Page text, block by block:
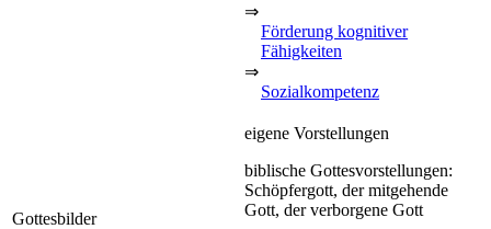
⇒
Förderung kognitiver
Fähigkeiten
⇒
Sozialkompetenz
Gottesbilder
eigene Vorstellungen
biblische Gottesvorstellungen:
Schöpfergott, der mitgehende
Gott, der verborgene Gott